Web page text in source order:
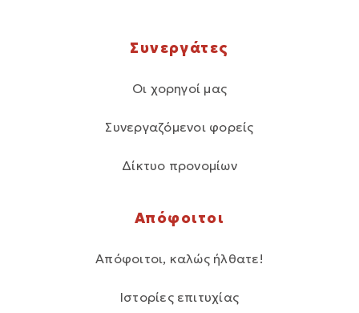
Συνεργάτες
Οι χορηγοί μας
Συνεργαζόμενοι φορείς
Δίκτυο προνομίων
Απόφοιτοι
Απόφοιτοι, καλώς ήλθατε!
Ιστορίες επιτυχίας